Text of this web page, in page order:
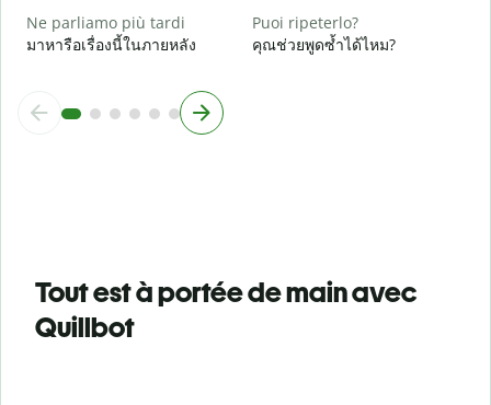
Ne parliamo più tardi
มาหารือเรื่องนี้ในภายหลัง
Puoi ripeterlo?
คุณช่วยพูดซ้ำได้ไหม?
Tout est à portée de main avec
Quillbot